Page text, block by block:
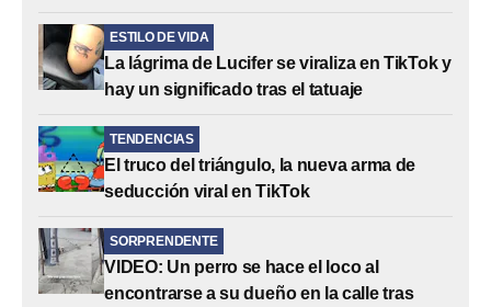
ESTILO DE VIDA
La lágrima de Lucifer se viraliza en TikTok y
hay un significado tras el tatuaje
TENDENCIAS
El truco del triángulo, la nueva arma de
seducción viral en TikTok
SORPRENDENTE
VIDEO: Un perro se hace el loco al
encontrarse a su dueño en la calle tras